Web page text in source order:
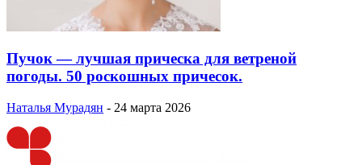
Пучок — лучшая прическа для ветреной
погоды. 50 роскошных причесок.
Наталья Мурадян - 24 марта 2026